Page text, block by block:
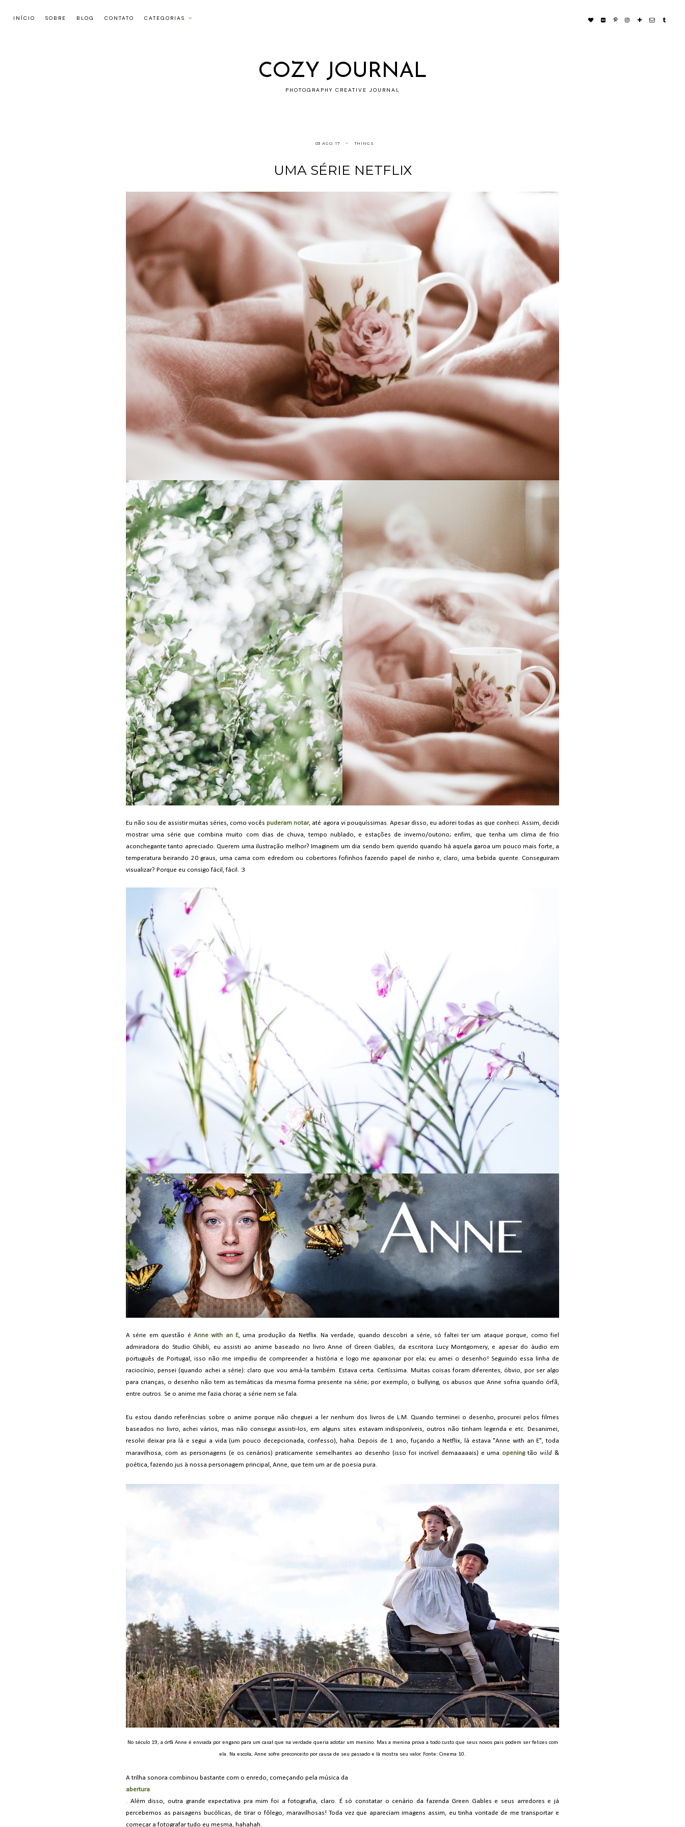
INÍCIO SOBRE BLOG CONTATO CATEGORIAS
COZY JOURNAL
PHOTOGRAPHY CREATIVE JOURNAL
03 AGO. 17 THINGS
UMA SÉRIE NETFLIX
Eu não sou de assistir muitas séries, como vocêspuderam notar, até agora vi pouquíssimas. Apesar disso, eu adorei todas as que conheci. Assim, decidi
mostrar uma série que combina muito com dias de chuva, tempo nublado, e estações de inverno/outono; enfim, que tenha um clima de frio
aconchegante tanto apreciado. Querem uma ilustração melhor? Imaginem um dia sendo bem querido quando há aquela garoa um pouco mais forte, a
temperatura beirando 20 graus, uma cama com edredom ou cobertores fofinhos fazendo papel de ninho e, claro, uma bebida quente. Conseguiram
visualizar? Porque eu consigo fácil, fácil. :3
A série em questão é Anne with an E, uma produção da Netflix. Na verdade, quando descobri a série, só faltei ter um ataque porque, como fiel
admiradora do Studio Ghibli, eu assisti ao anime baseado no livro Anne of Green Gables, da escritora Lucy Montgomery, e apesar do áudio em
português de Portugal, isso não me impediu de compreender a história e logo me apaixonar por ela; eu amei o desenho! Seguindo essa linha de
raciocínio, pensei (quando achei a série): claro que vou amá-la também. Estava certa. Certíssima. Muitas coisas foram diferentes, óbvio, por ser algo
para crianças, o desenho não tem as temáticas da mesma forma presente na série; por exemplo, o bullying, os abusos que Anne sofria quando órfã,
entre outros. Se o anime me fazia chorar, a série nem se fala.
Eu estou dando referências sobre o anime porque não cheguei a ler nenhum dos livros de L.M. Quando terminei o desenho, procurei pelos filmes
baseados no livro, achei vários, mas não consegui assisti-los, em alguns sites estavam indisponíveis, outros não tinham legenda e etc. Desanimei,
resolvi deixar pra lá e segui a vida (um pouco decepcionada, confesso), haha. Depois de 1 ano, fuçando a Netflix, lá estava "Anne with an E", toda
maravilhosa, com as personagens (e os cenários) praticamente semelhantes ao desenho (isso foi incrível demaaaaais) e uma openingtãowild &
poética, fazendo jus à nossa personagem principal, Anne, que tem um ar de poesia pura.
No século 19, a órfã Anne é enviada por engano para um casal que na verdade queria adotar um menino. Mas a menina prova a todo custo que seus novos pais podem ser felizes com
ela. Na escola, Anne sofre preconceito por causa de seu passado e lá mostra seu valor. Fonte: Cinema 10.
A trilha sonora combinou bastante com o enredo, começando pela música da
abertura
. Além disso, outra grande expectativa pra mim foi a fotografia, claro. É só constatar o cenário da fazenda Green Gables e seus arredores e já
percebemos as paisagens bucólicas, de tirar o fôlego, maravilhosas! Toda vez que apareciam imagens assim, eu tinha vontade de me transportar e
começar a fotografar tudo eu mesma, hahahah.